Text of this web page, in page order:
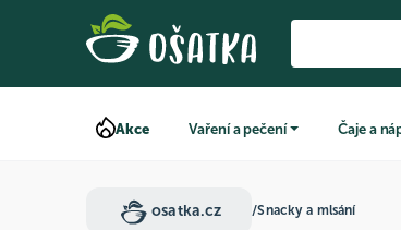
Akce Vaření a pečení Čaje a
osatka.cz /Snacky a mlsání